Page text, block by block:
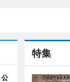
特集